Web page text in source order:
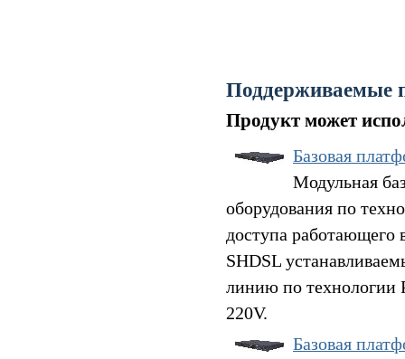
Поддерживаемые
Продукт может
Базовая
Модульная
оборудования по
доступа
SHDSL
линию по технологии
220V.
Базовая